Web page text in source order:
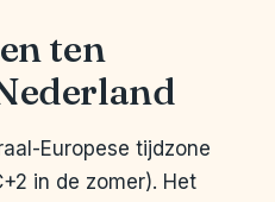
ten
Europese tijdzone
in de zomer). Het